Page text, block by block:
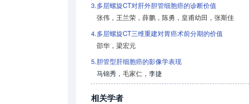
3.多层螺旋CT对肝外胆管细胞癌的诊断价值
张伟 ， 王兰荣 ， 薛鹏 ， 陈勇 ， 皇甫幼田 ， 张斯佳
4.多层螺旋CT三维重建对胃癌术前分期的价值
邵华 ， 梁宏元
5.胆管型肝细胞癌的影像学表现
马锦秀 ， 毛家仁 ， 李捷
相关学者